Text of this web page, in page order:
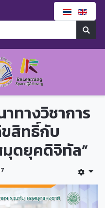
ทางวิชาการ
ขสิทธิ์กับ
ดยุคดิจิทัล”